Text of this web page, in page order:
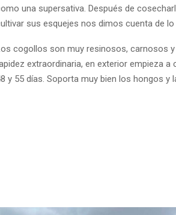
una supersativa. Después de
sus esquejes nos dimos cuenta de
cogollos son muy resinosos, carnosos
extraordinaria, en exterior empieza
y 55 días. Soporta muy bien los hongos y